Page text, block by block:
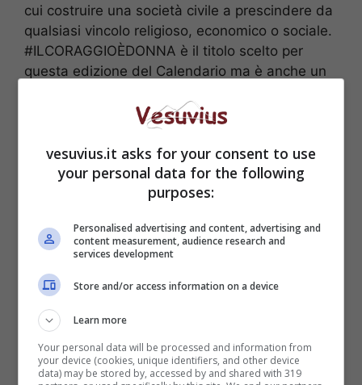
cui costruire una società civile a prescindere da
qualsiasi vincolo religioso, economico o sociale.
#ILCORAGGIOÈDONNA è il titolo scelto per
questa edizione del Calendario ma è anche un
le donne di tutta Italia a raccontare sui social
network le loro storie di coraggio.
vesuvius.it asks for your consent to use
your personal data for the following
purposes:
Personalised advertising and content, advertising and
content measurement, audience research and
services development
Store and/or access information on a device
Learn more
Your personal data will be processed and information from
your device (cookies, unique identifiers, and other device
data) may be stored by, accessed by and shared with 319